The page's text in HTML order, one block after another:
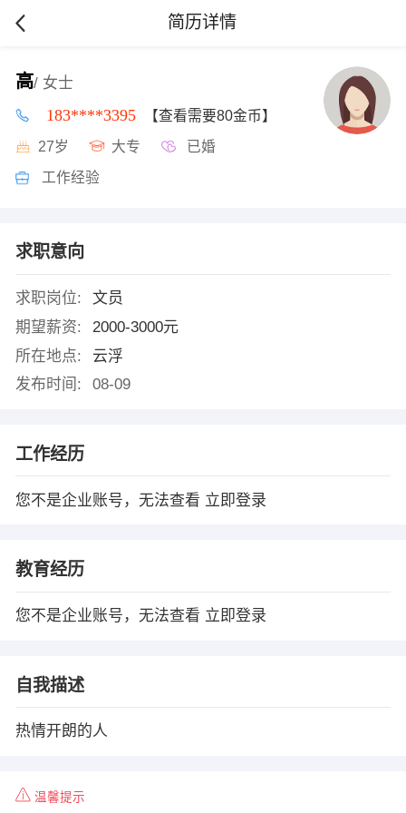
简历详情
高/ 女士
183****3395 【查看需要80金币】
27岁 大专 已婚
工作经验
求职意向
求职岗位:
文员
期望薪资:
2000-3000元
所在地点:
云浮
发布时间:
08-09
工作经历
您不是企业账号，无法查看 立即登录
教育经历
您不是企业账号，无法查看 立即登录
自我描述
热情开朗的人
温馨提示